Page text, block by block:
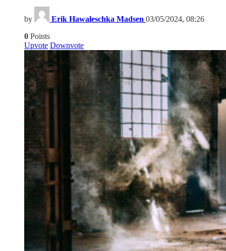
by Erik Hawaleschka Madsen 03/05/2024, 08:26
0 Points
Upvote Downvote